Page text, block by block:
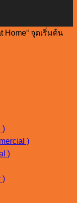
Home“ จุดเริ่มต้น
)
)
)
)